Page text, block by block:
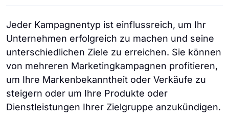
Jeder Kampagnentyp ist einflussreich, um Ihr
Unternehmen erfolgreich zu machen und seine
unterschiedlichen Ziele zu erreichen. Sie können
von mehreren Marketingkampagnen profitieren,
um Ihre Markenbekanntheit oder Verkäufe zu
steigern oder um Ihre Produkte oder
Dienstleistungen Ihrer Zielgruppe anzukündigen.